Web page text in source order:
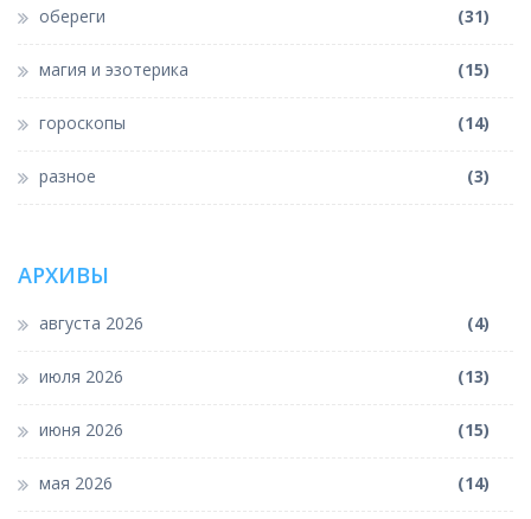
обереги (31)
магия и эзотерика (15)
гороскопы (14)
разное (3)
АРХИВЫ
августа 2026 (4)
июля 2026 (13)
июня 2026 (15)
мая 2026 (14)